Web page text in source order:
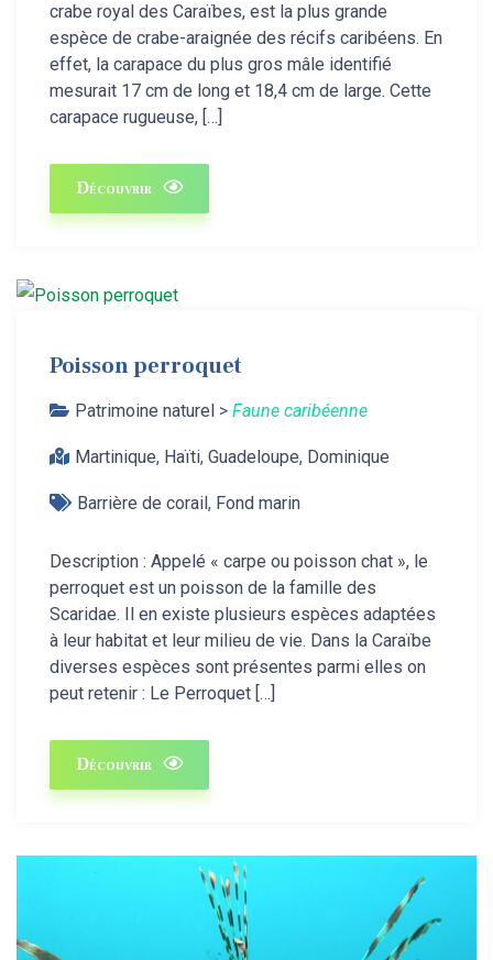
crabe royal des Caraïbes, est la plus grande
espèce de crabe-araignée des récifs caribéens. En
effet, la carapace du plus gros mâle identifié
mesurait 17 cm de long et 18,4 cm de large. Cette
carapace rugueuse, […]
Découvrir
Poisson perroquet
Patrimoine naturel > Faune caribéenne
Martinique, Haïti, Guadeloupe, Dominique
Barrière de corail , Fond marin
Description : Appelé « carpe ou poisson chat », le
perroquet est un poisson de la famille des
Scaridae. Il en existe plusieurs espèces adaptées
à leur habitat et leur milieu de vie. Dans la Caraïbe
diverses espèces sont présentes parmi elles on
peut retenir : Le Perroquet […]
Découvrir